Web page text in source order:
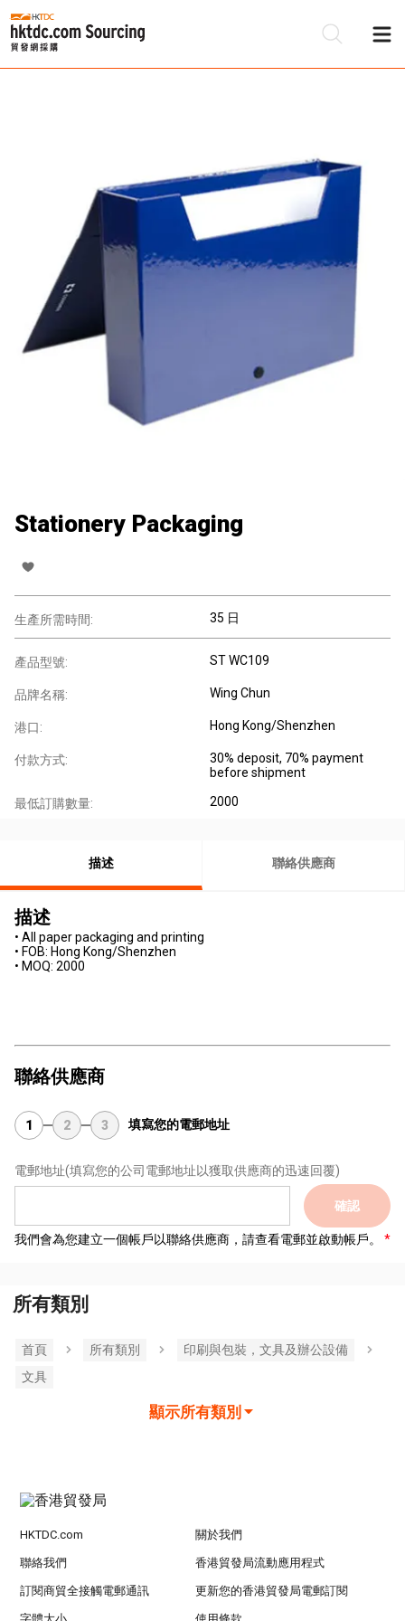
Stationery Packaging
生產所需時間: 35 日
產品型號: ST WC109
品牌名稱: Wing Chun
港口: Hong Kong/Shenzhen
付款方式:
30% deposit, 70% payment
before shipment
最低訂購數量: 2000
描述 聯絡供應商
描述
• All paper packaging and printing
• FOB: Hong Kong/Shenzhen
• MOQ: 2000
聯絡供應商
1 2 3 填寫您的電郵地址
電郵地址(填寫您的公司電郵地址以獲取供應商的迅速回覆)
確認
我們會為您建立一個帳戶以聯絡供應商，請查看電郵並啟動帳戶。
所有類別
首頁 所有類別
印刷與包裝，文具及辦公設備
文具
顯示所有類別
HKTDC.com 關於我們
聯絡我們 香港貿發局流動應用程式
訂閱商貿全接觸電郵通訊 更新您的香港貿發局電郵訂閱